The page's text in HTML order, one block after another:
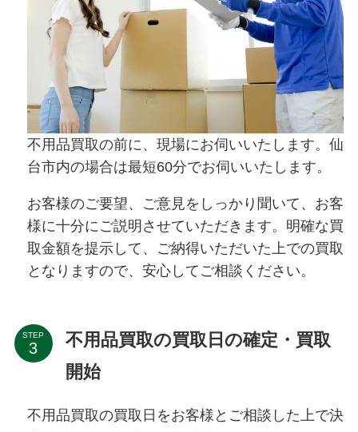
不用品買取の前に、現場にお伺いいたします。仙
台市内の場合は最短60分でお伺いいたします。
お客様のご要望、ご意見をしっかり聞いて、お客
様に十分にご説明させていただきます。明確な買
取金額を提示して、ご納得いただいた上での買取
となりますので、安心してご相談ください。
STEP
不用品買取の買取日の確定・買取
開始
不用品買取の買取日をお客様とご相談した上で決